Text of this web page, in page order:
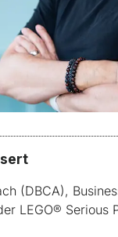
(DBCA),
LEGO® Serious